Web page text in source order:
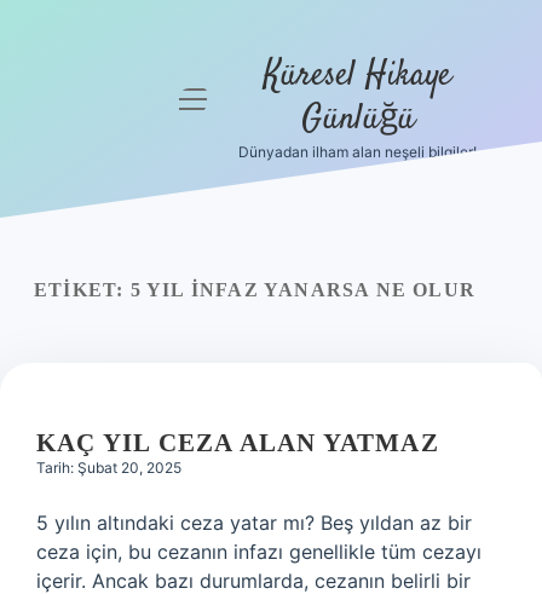
menüyü
Küresel Hikaye
Günlüğü
Dünyadan ilham alan neşeli bilgiler!
ETIKET: 5 YIL INFAZ YANARSA NE OLUR
KAÇ YIL CEZA ALAN YATMAZ
Tarih: Şubat 20, 2025
5 yılın altındaki ceza yatar mı? Beş yıldan az bir
ceza için, bu cezanın infazı genellikle tüm cezayı
içerir. Ancak bazı durumlarda, cezanın belirli bir